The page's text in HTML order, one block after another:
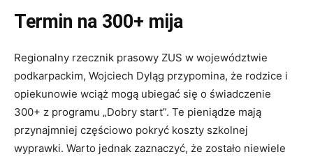
Termin na 300+ mija
Regionalny rzecznik prasowy ZUS w województwie
podkarpackim, Wojciech Dyląg przypomina, że rodzice i
opiekunowie wciąż mogą ubiegać się o świadczenie
300+ z programu „Dobry start”. Te pieniądze mają
przynajmniej częściowo pokryć koszty szkolnej
wyprawki. Warto jednak zaznaczyć, że zostało niewiele